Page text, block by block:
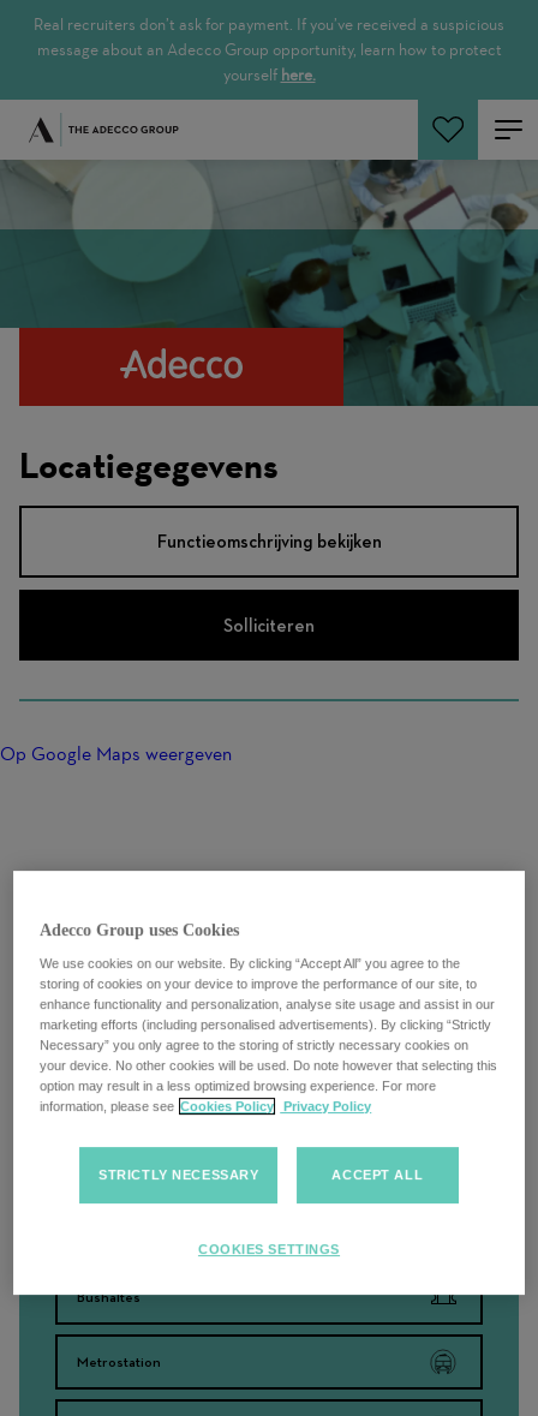
Real recruiters don’t ask for payment. If you’ve received a suspicious
message about an Adecco Group opportunity, learn how to protect
yourself here.
Zoeken
Locatiegegevens
Functieomschrijving bekijken
Solliciteren
Op Google Maps weergeven
Zoeken in de buurt
Bushaltes
Metrostation
Adecco Group uses Cookies
We use cookies on our website. By clicking “Accept All” you agree to the
storing of cookies on your device to improve the performance of our site, to
enhance functionality and personalization, analyse site usage and assist in our
marketing efforts (including personalised advertisements). By clicking “Strictly
Necessary” you only agree to the storing of strictly necessary cookies on
your device. No other cookies will be used. Do note however that selecting this
option may result in a less optimized browsing experience. For more
information, please see Cookies Policy Privacy Policy
STRICTLY NECESSARY ACCEPT ALL
COOKIES SETTINGS